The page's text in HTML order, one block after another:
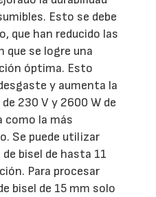
Esto se debe
que han reducido las
que se logre una
óptima. Esto
y aumenta la
230 V y 2600 W de
como la más
Se puede utilizar
bisel de hasta 11
Para procesar
bisel de 15 mm solo